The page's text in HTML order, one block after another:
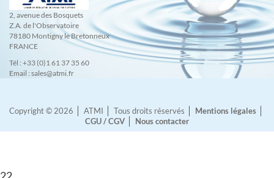
2, avenue des Bosquets
Z.A. de l'Observatoire
78180 Montigny le Bretonneux
FRANCE
Tél : +33 (0)1 61 37 35 60
Email : sales@atmi.fr
Copyright © 2026 ATMI Tous droits réservés
Mentions légales
CGU / CGV
Nous contacter